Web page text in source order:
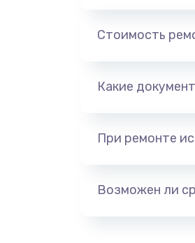
Стоимость
Какие
При ремонте
Возможен ли